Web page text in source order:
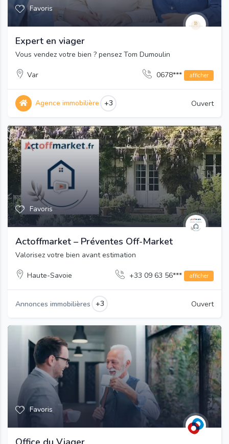
Favoris
Expert en viager
Vous vendez votre bien ? pensez Tom Dumoulin
Var 0678*** afficher
Agence immobilière +3 Ouvert
Favoris
Actoffmarket – Préventes Off-Market
Valorisez votre bien avant estimation
Haute-Savoie +33 09 63 56*** afficher
Annonces immobilières +3 Ouvert
Favoris